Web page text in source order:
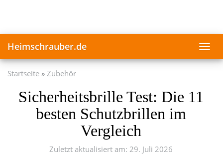
Heimschrauber.de
Startseite Zubehör
Sicherheitsbrille Test: Die 11
besten Schutzbrillen im
Vergleich
Zuletzt aktualisiert am: 29. Juli 2026